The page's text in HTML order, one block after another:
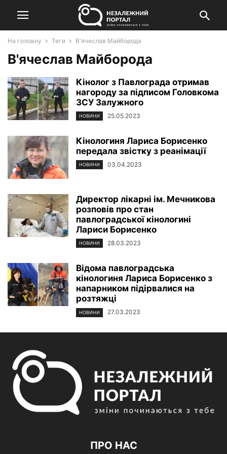
На головну Теги В'ячеслав Майборода
В'ячеслав Майборода
Кінолог з Павлограда отримав
нагороду за підписом Головкома
ЗСУ Залужного
НОВИНИ 25.05.2023
Кінологиня Лариса Борисенко
передала звістку з реанімації
НОВИНИ 03.04.2023
Директор лікарні ім. Мечникова
розповів про стан
павлоградської кінологині
Лариси Борисенко
НОВИНИ 28.03.2023
Відома павлоградська
кінологиня Лариса Борисенко з
напарником підірвалися на
розтяжці
НОВИНИ 27.03.2023
ПРО НАС